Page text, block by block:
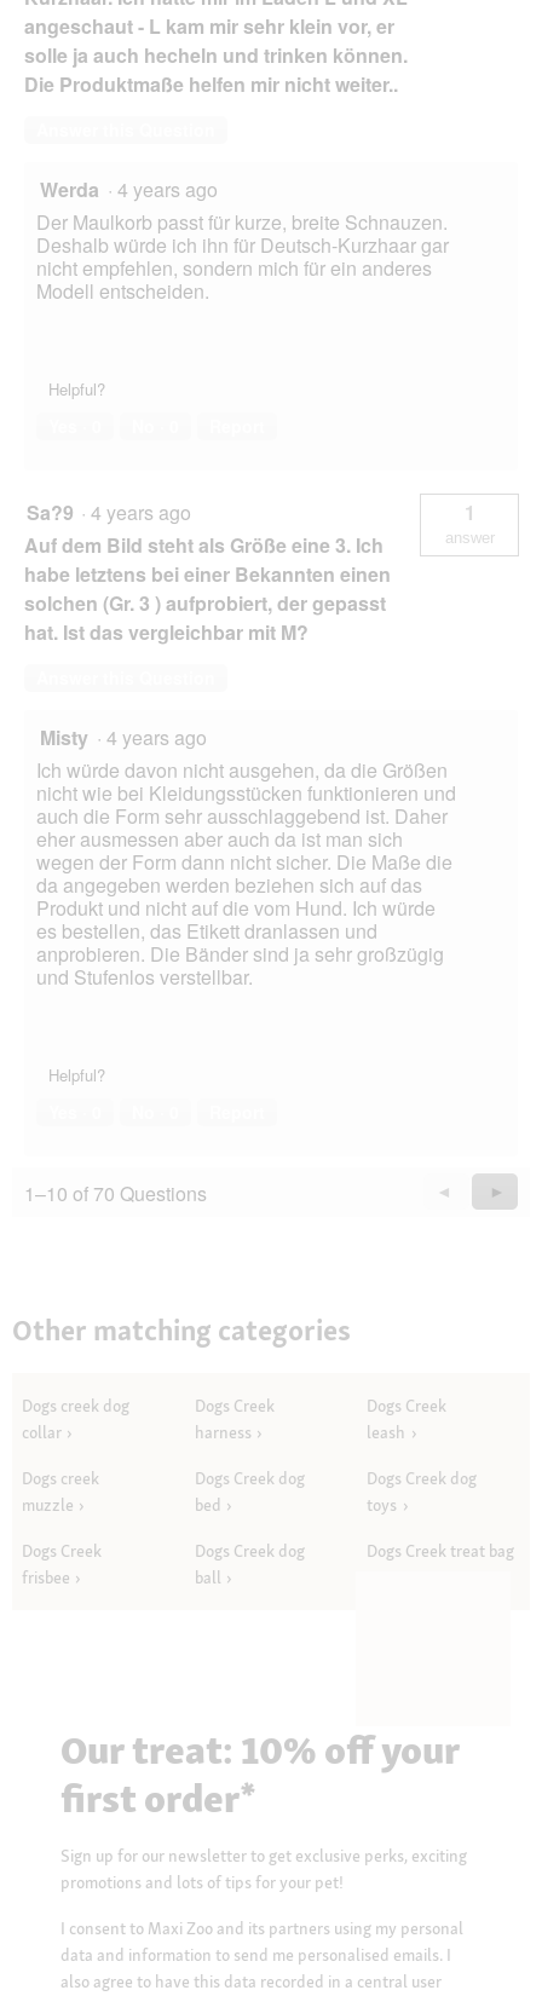
angeschaut - L kam mir sehr klein vor, er
solle ja auch hecheln und trinken können.
Die Produktmaße helfen mir nicht weiter..
Werda · 4 years ago
Der Maulkorb passt für kurze, breite Schnauzen.
Deshalb würde ich ihn für Deutsch-Kurzhaar gar
nicht empfehlen, sondern mich für ein anderes
Modell entscheiden.
Helpful?
Sa?9 · 4 years ago
Auf dem Bild steht als Größe eine 3. Ich
habe letztens bei einer Bekannten einen
solchen (Gr. 3 ) aufprobiert, der gepasst
hat. Ist das vergleichbar mit M?
1
answer
Misty · 4 years ago
Ich würde davon nicht ausgehen, da die Größen
nicht wie bei Kleidungsstücken funktionieren und
auch die Form sehr ausschlaggebend ist. Daher
eher ausmessen aber auch da ist man sich
wegen der Form dann nicht sicher. Die Maße die
da angegeben werden beziehen sich auf das
Produkt und nicht auf die vom Hund. Ich würde
es bestellen, das Etikett dranlassen und
anprobieren. Die Bänder sind ja sehr großzügig
und Stufenlos verstellbar.
Helpful?
1–10 of 70 Questions
Previous
Questions
◄
Next
►
Other matching categories
Dogs creek dog
collar
Dogs Creek
harness
Dogs Creek
leash
Dogs creek
muzzle
Dogs Creek dog
bed
Dogs Creek dog
toys
Dogs Creek
frisbee
Dogs Creek dog
ball
Dogs Creek treat bag
Our treat: 10% off your
first order*
Sign up for our newsletter to get exclusive perks, exciting
promotions and lots of tips for your pet!
I consent to Maxi Zoo and its partners using my personal
data and information to send me personalised emails. I
also agree to have this data recorded in a central user